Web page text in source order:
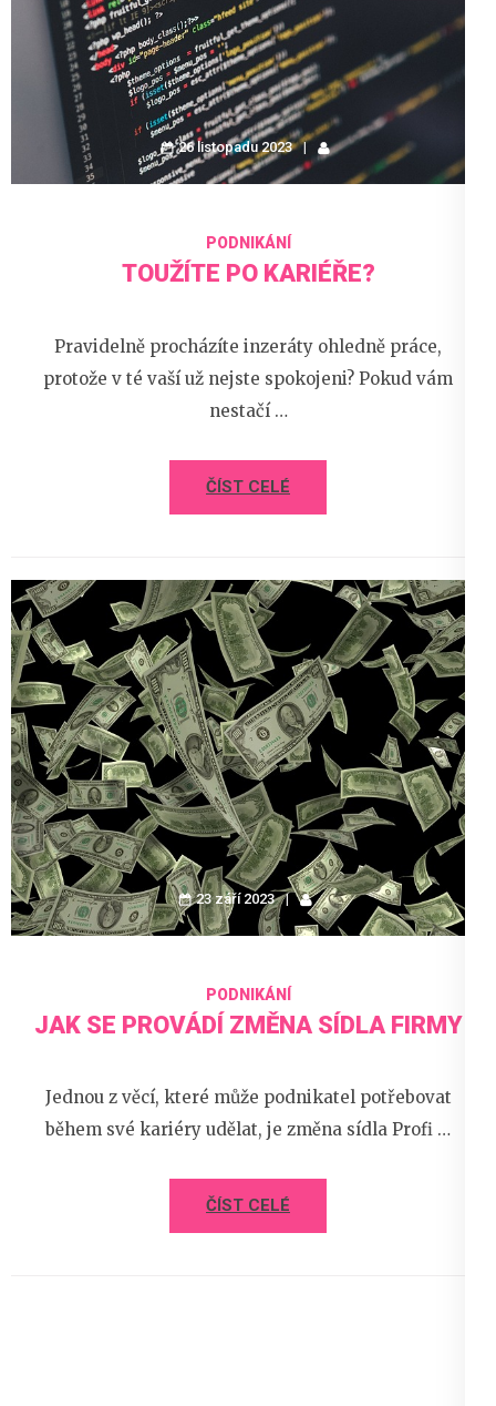
26 listopadu 2023
PODNIKÁNÍ
TOUŽÍTE PO KARIÉŘE?
Pravidelně procházíte inzeráty ohledně práce,
protože v té vaší už nejste spokojeni? Pokud vám
nestačí …
ČÍST CELÉ
23 září 2023
PODNIKÁNÍ
JAK SE PROVÁDÍ ZMĚNA SÍDLA FIRMY
Jednou z věcí, které může podnikatel potřebovat
během své kariéry udělat, je změna sídla Profi …
ČÍST CELÉ